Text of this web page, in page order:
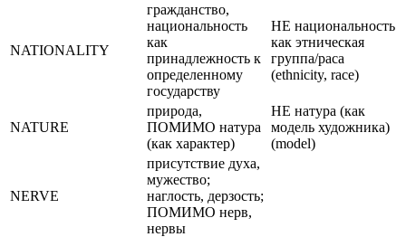
NATIONALITY
гражданство,
национальность
как
принадлежность к
определенному
государству
НЕ национальность
как этническая
группа/раса
(ethnicity, race)
NATURE
природа,
ПОМИМО натура
(как характер)
НЕ натура (как
модель художника)
(model)
NERVE
присутствие духа,
мужество;
наглость, дерзость;
ПОМИМО нерв,
нервы